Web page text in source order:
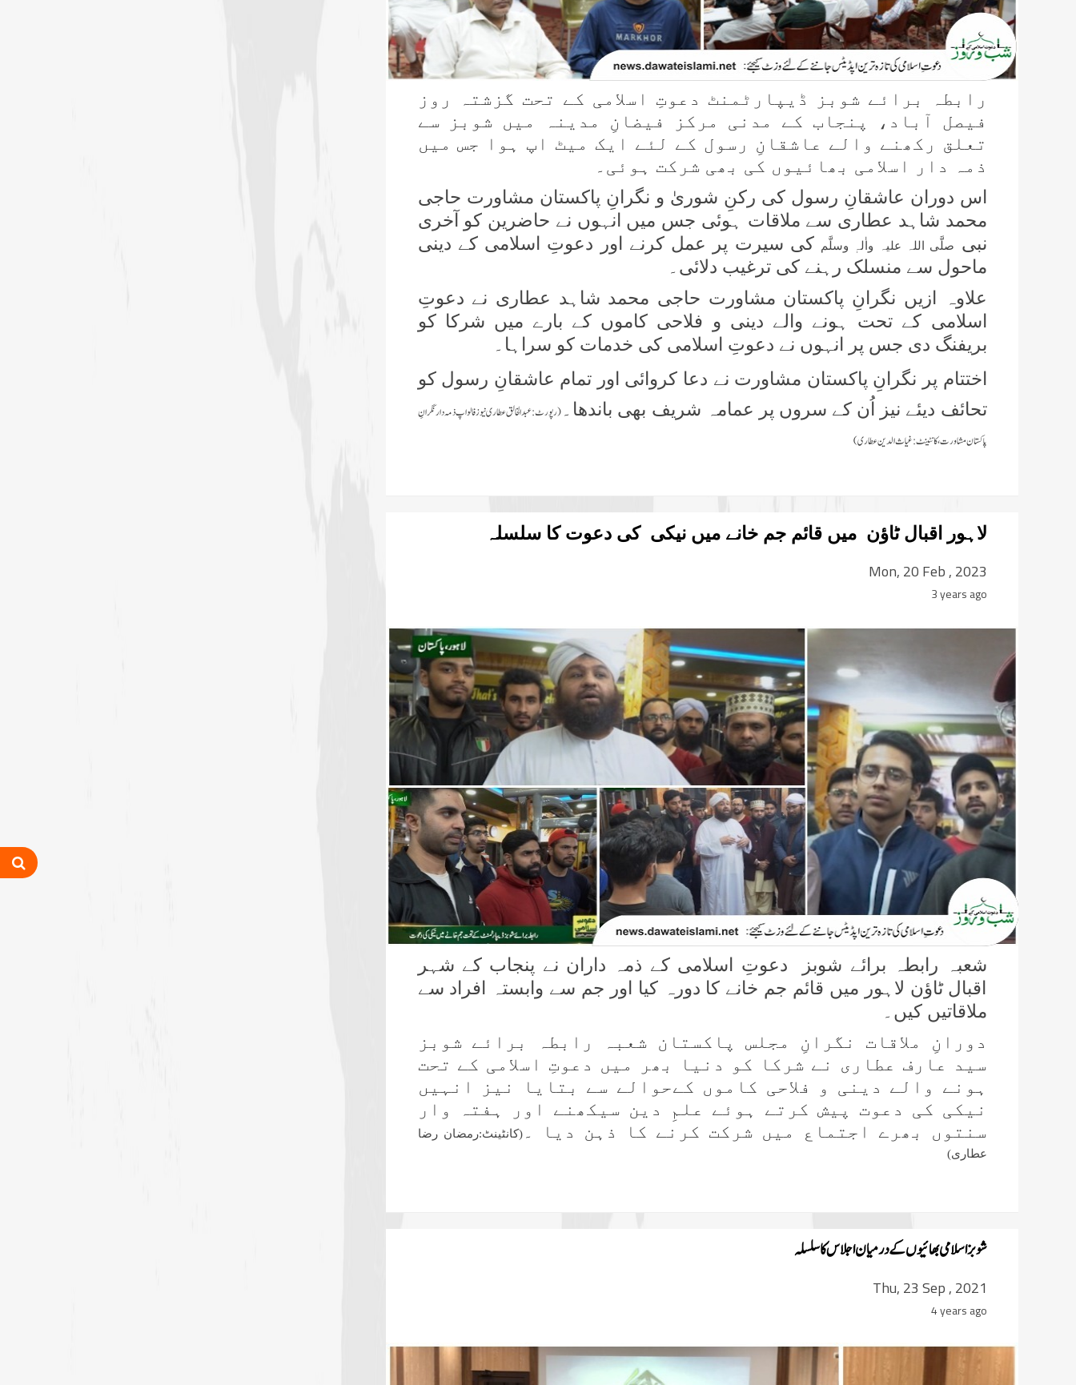
رابطہ برائے شوبز ڈیپارٹمنٹ دعوتِ اسلامی کے تحت گزشتہ روز
فیصل آباد، پنجاب کے مدنی مرکز فیضانِ مدینہ میں شوبز سے
تعلق رکھنے والے عاشقانِ رسول کے لئے ایک میٹ اپ ہوا جس میں
ذمہ دار اسلامی بھائیوں کی بھی شرکت ہوئی۔
اس دوران عاشقانِ رسول کی رکنِ شوریٰ و نگرانِ پاکستان مشاورت حاجی
محمد شاہد عطاری سے ملاقات ہوئی جس میں انہوں نے حاضرین کو آخری
نبی
صلَّی اللہ علیہ واٰلہٖ وسلَّم
کی سیرت پر عمل کرنے اور دعوتِ اسلامی کے دینی
ماحول سے منسلک رہنے کی ترغیب دلائی۔
علاوہ ازیں نگرانِ پاکستان مشاورت حاجی محمد شاہد عطاری نے دعوتِ
اسلامی کے تحت ہونے والے دینی و فلاحی کاموں کے بارے میں شرکا کو
بریفنگ دی جس پر انہوں نے دعوتِ اسلامی کی خدمات کو سراہا۔
اختتام پر نگرانِ پاکستان مشاورت نے دعا کروائی اور تمام عاشقانِ رسول کو
تحائف دیئے نیز اُن کے سروں پر عمامہ شریف بھی باندھا۔ (رپورٹ:عبدالخالق عطاری نیوز فالو اپ ذمہ دار نگرانِ
پاکستان مشاورت، کانٹینٹ:غیاث الدین عطاری)
لاہور اقبال ٹاؤن میں قائم جم خانے میں نیکی کی دعوت کا سلسلہ
Mon, 20 Feb , 2023
3 years ago
شعبہ رابطہ برائے شوبز دعوتِ اسلامی کے ذمہ داران نے پنجاب کے شہر
اقبال ٹاؤن لاہور میں قائم جم خانے کا دورہ کیا اور جم سے وابستہ افراد سے
ملاقاتیں کیں۔
دورانِ ملاقات نگرانِ مجلس پاکستان شعبہ رابطہ برائے شوبز
سید عارف عطاری نے شرکا کو دنیا بھر میں دعوتِ اسلامی کے تحت
ہونے والے دینی و فلاحی کاموں کےحوالے سے بتایا نیز انہیں
نیکی کی دعوت پیش کرتے ہوئے علمِ دین سیکھنے اور ہفتہ وار
سنتوں بھرے اجتماع میں شرکت کرنے کا ذہن دیا ۔ (کانٹینٹ:رمضان رضا
عطاری)
شوبز اسلامی بھائیوں کے درمیان اجلاس کا سلسلہ
Thu, 23 Sep , 2021
4 years ago